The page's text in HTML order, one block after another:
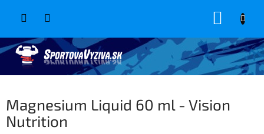
Magnesium Liquid 60 ml - Vision
Nutrition